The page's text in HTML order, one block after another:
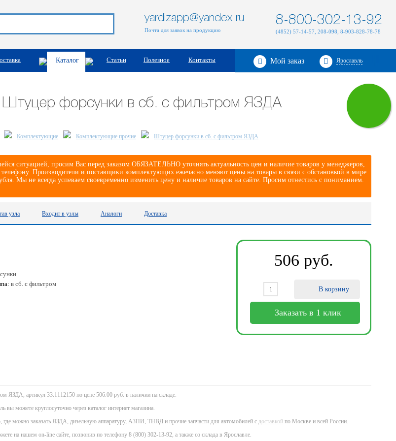
yardizapp@yandex.ru
Почта для заявок на продукцию
8-800-302-13-92
(4852) 57-14-57, 208-098, 8-903-828-78-78
Каталог Статьи Полезное Контакты Мой заказ Ярославль
форсунки в сб. с фильтром ЯЗДА
Комплектующие Комплектующие прочие Штуцер форсунки в сб. с фильтром ЯЗДА
ситуацией, просим Вас перед заказом ОБЯЗАТЕЛЬНО уточнять актуальность цен и наличие товаров у менеджеров,
Производители и поставщики комплектующих ежечасно меняют цены на товары в связи с обстановкой в мире
Мы не всегда успеваем своевременно изменить цену и наличие товаров на сайте. Просим отнестись с пониманием.
узла Входит в узлы Аналоги Доставка
в сб. с фильтром
506 руб.
В корзину
Заказать в 1 клик
ЯЗДА, артикул 33.1112150 по цене 506.00 руб. в наличии на складе.
вы можете круглосуточно через каталог интернет магазина.
где можно заказать ЯЗДА, дизельную аппаратуру, АЗПИ, ТНВД и прочие запчасти для автомобилей с доставкой по Москве и всей России.
на нашем on-line сайте, позвонив по телефону 8 (800) 302-13-92, а также со склада в Ярославле.